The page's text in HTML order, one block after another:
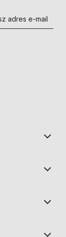
adres e-mail